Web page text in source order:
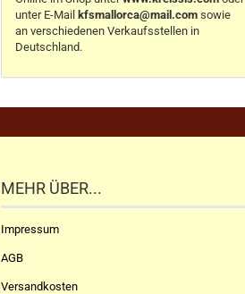
unter E-Mail kfsmallorca@mail.com sowie
an verschiedenen Verkaufsstellen in
Deutschland.
MEHR ÜBER...
Impressum
AGB
Versandkosten